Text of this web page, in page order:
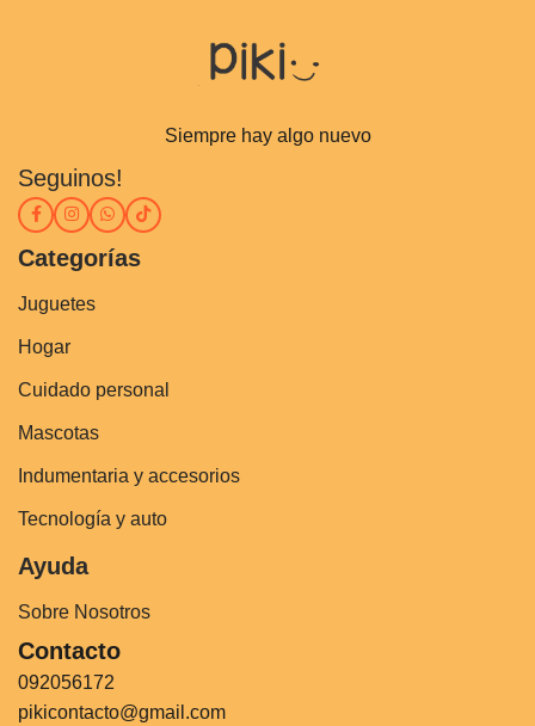
Siempre hay algo nuevo
Seguinos!
Categorías
Juguetes
Hogar
Cuidado personal
Mascotas
Indumentaria y accesorios
Tecnología y auto
Ayuda
Sobre Nosotros
Contacto
092056172
pikicontacto@gmail.com